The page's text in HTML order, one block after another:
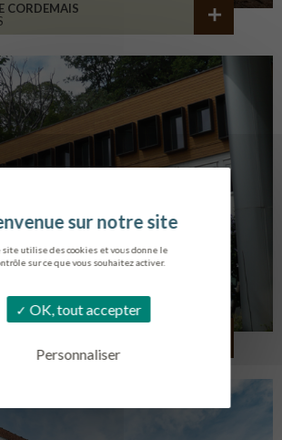
site utilise des cookies et vous donne le
sur ce que vous souhaitez activer.
OK, tout accepter
Personnaliser
CORDEMAIS